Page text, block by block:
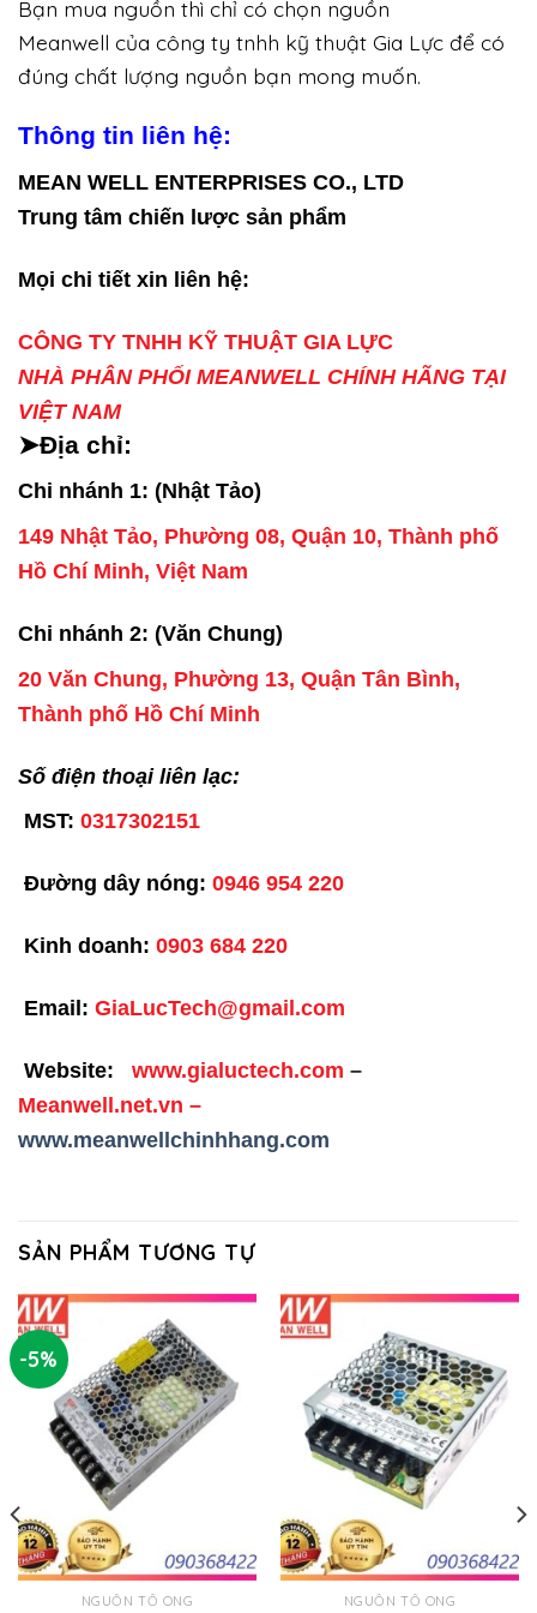
Bạn mua nguồn thì chỉ có chọn nguồn
Meanwell của công ty tnhh kỹ thuật Gia Lực để có
đúng chất lượng nguồn bạn mong muốn.
Thông tin liên hệ:
MEAN WELL ENTERPRISES CO., LTD
Trung tâm chiến lược sản phẩm
Mọi chi tiết xin liên hệ:
CÔNG TY TNHH KỸ THUẬT GIA LỰC
NHÀ PHÂN PHỐI MEANWELL CHÍNH HÃNG TẠI
VIỆT NAM
➤Địa chỉ:
Chi nhánh 1: (Nhật Tảo)
149 Nhật Tảo, Phường 08, Quận 10, Thành phố
Hồ Chí Minh, Việt Nam
Chi nhánh 2: (Văn Chung)
20 Văn Chung, Phường 13, Quận Tân Bình,
Thành phố Hồ Chí Minh
Số điện thoại liên lạc:
MST: 0317302151
Đường dây nóng: 0946 954 220
Kinh doanh: 0903 684 220
Email: GiaLucTech@gmail.com
Website: www.gialuctech.com –
Meanwell.net.vn –
www.meanwellchinhhang.com
SẢN PHẨM TƯƠNG TỰ
-5%
NGUỒN TỔ ONG NGUỒN TỔ ONG